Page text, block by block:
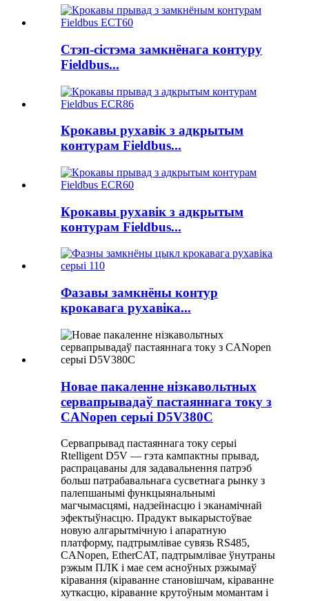
Стэп-сістэма замкнёнага контуру
Fieldbus...
Крокавы рухавік з адкрытым
контурам Fieldbus...
Крокавы рухавік з адкрытым
контурам Fieldbus...
Фазавы замкнёны контур
крокавага рухавіка...
Новае пакаленне нізкавольтных
сервапрывадаў пастаяннага току з
CANopen серыі D5V380C
Сервапрывад пастаяннага току серыі
Rtelligent D5V — гэта кампактны прывад,
распрацаваны для задавальнення патрэб
больш патрабавальнага сусветнага рынку з
палепшанымі функцыянальнымі
магчымасцямі, надзейнасцю і эканамічнай
эфектыўнасцю. Прадукт выкарыстоўвае
новую алгарытмічную і апаратную
платформу, падтрымлівае сувязь RS485,
CANopen, EtherCAT, падтрымлівае ўнутраны
рэжым ПЛК і мае сем асноўных рэжымаў
кіравання (кіраванне становішчам, кіраванне
хуткасцю, кіраванне крутоўным момантам і